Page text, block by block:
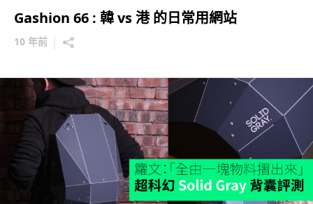
Gashion 66 : 韓 vs 港 的日常用網站
10 年前